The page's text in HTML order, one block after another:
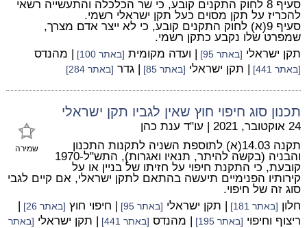
סעיף 8 לחוק התקנים קובע, כי שר הכלכלה והתעשייה רשאי
להכריז על תקן מסוים כעל תקן ישראלי רשמי.
סעיף 9(א) לחוק התקנים קובע, כי לא ייצר אדם מצרך,
שמפרט שלו נקבע כתקן רשמי.
תקן ישראלי [באתר 95] | ועדה מקומית [באתר 100] | מהנדס
[באתר 441] | תקן ישראלי [באתר 85] | גדר [באתר 284]
תכנון סוג חיפוי חוץ שאין לגביו תקן ישראלי
שמירה
24 אוקטובר, 2021 | עו"ד ענת כהן
תקנה 14.03(א) לתוספת השניה לתקנות התכנון
והבניה (בקשה להיתר, תנאיו ואגרות), התש"ל-1970
קובעת, כי התקנת חיפוי על חזיתו של בניין או על
קירותיו הפנימיים תיעשה בהתאם לתקן ישראלי, אם קיים לגבי
סוג זה של חיפוי.
חלון [באתר 181] | תקן ישראלי [באתר 95] | חיפוי חוץ [באתר 26]
|
ריצוף וחיפוי [באתר 195] | מהנדס [באתר 441] | תקן ישראלי [באתר